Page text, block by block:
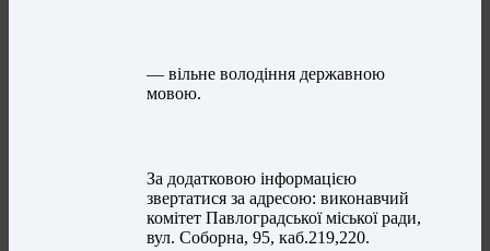
— вільне володіння державною
мовою.
За додатковою інформацією
звертатися за адресою: виконавчий
комітет Павлоградської міської ради,
вул. Соборна, 95, каб.219,220.